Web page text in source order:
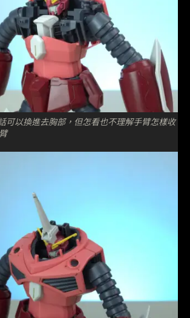
可以換進去胸部，但怎看也不理解手臂怎樣收